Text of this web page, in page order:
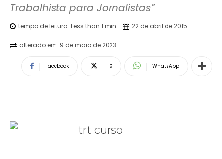
Trabalhista para Jornalistas”
tempo de leitura: Less than 1 min. 22 de abril de 2015
alterado em: 9 de maio de 2023
Facebook X WhatsApp